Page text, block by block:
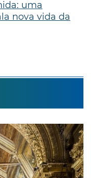
uma
nova vida da